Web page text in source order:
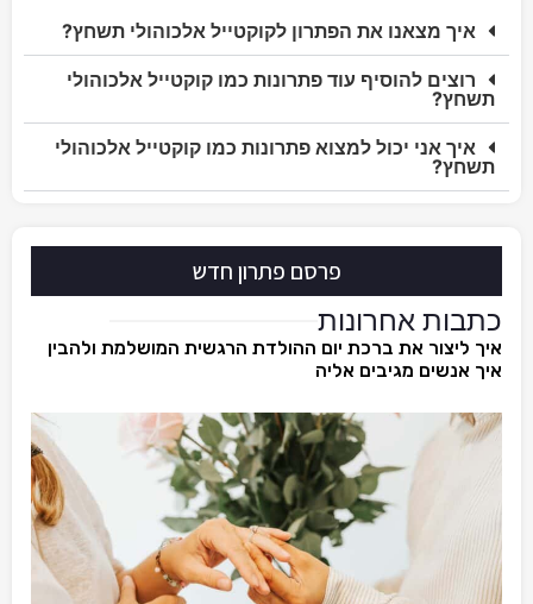
איך מצאנו את הפתרון לקוקטייל אלכוהולי תשחץ?
רוצים להוסיף עוד פתרונות כמו קוקטייל אלכוהולי
תשחץ?
איך אני יכול למצוא פתרונות כמו קוקטייל אלכוהולי
תשחץ?
פרסם פתרון חדש
כתבות אחרונות
איך ליצור את ברכת יום ההולדת הרגשית המושלמת ולהבין
איך אנשים מגיבים אליה